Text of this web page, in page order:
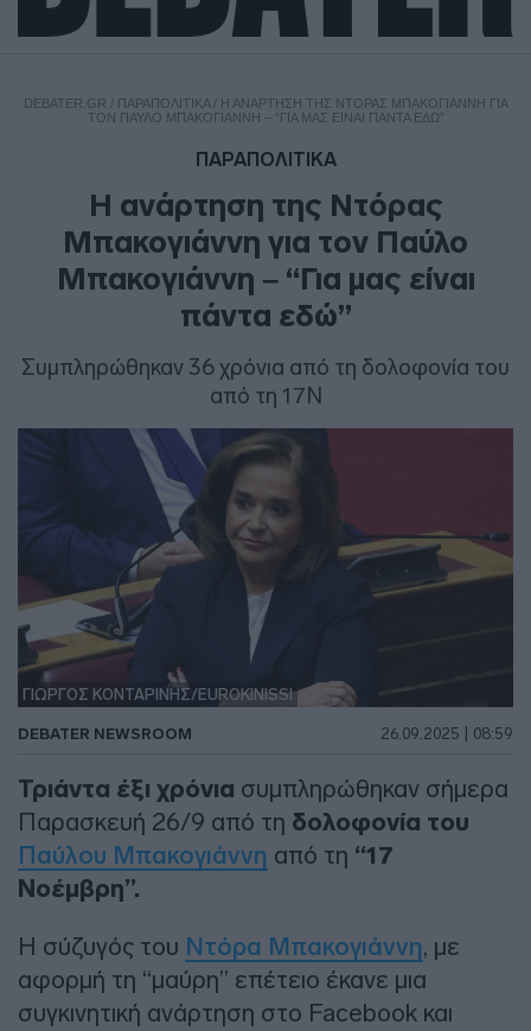
DEBATER.GR / ΠΑΡΑΠΟΛΙΤΙΚΑ/ Η ΑΝΆΡΤΗΣΗ ΤΗΣ ΝΤΌΡΑΣ ΜΠΑΚΟΓΙΆΝΝΗ ΓΙΑ
ΤΟΝ ΠΑΎΛΟ ΜΠΑΚΟΓΙΆΝΝΗ – “ΓΙΑ ΜΑΣ ΕΊΝΑΙ ΠΆΝΤΑ ΕΔΏ”
ΠΑΡΑΠΟΛΙΤΙΚΑ
Η ανάρτηση της Ντόρας
Μπακογιάννη για τον Παύλο
Μπακογιάννη – “Για μας είναι
πάντα εδώ”
Συμπληρώθηκαν 36 χρόνια από τη δολοφονία του
από τη 17Ν
ΓΙΩΡΓΟΣ ΚΟΝΤΑΡΙΝΗΣ/EUROKINISSI
DEBATER NEWSROOM 26.09.2025 | 08:59
Τριάντα έξι χρόνια συμπληρώθηκαν σήμερα
Παρασκευή 26/9 από τη δολοφονία του
Παύλου Μπακογιάννη από τη “17
Νοέμβρη”.
Η σύζυγός του Ντόρα Μπακογιάννη, με
αφορμή τη “μαύρη” επέτειο έκανε μια
συγκινητική ανάρτηση στο Facebοok και